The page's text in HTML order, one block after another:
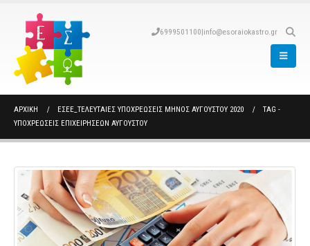
6999501100|info@esoraiokastro.gr
ΑΡΧΙΚΉ ΕΣΕΕ_ΤΕΛΕΥΤΑΊΕΣ ΥΠΟΧΡΕΏΣΕΙΣ ΜΗΝΌΣ ΑΥΓΟΎΣΤΟΥ 2020
TAG -
ΥΠΟΧΡΕΩΣΕΙΣ ΕΠΙΧΕΙΡΗΣΕΩΝ ΑΥΓΟΥΣΤΟΥ